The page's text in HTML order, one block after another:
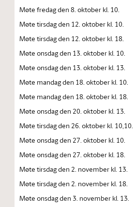
Møte fredag den 8. oktober kl. 10.
Møte tirsdag den 12. oktober kl. 10.
Møte tirsdag den 12. oktober kl. 18.
Møte onsdag den 13. oktober kl. 10.
Møte onsdag den 13. oktober kl. 13.
Møte mandag den 18. oktober kl. 10.
Møte mandag den 18. oktober kl. 18.
Møte onsdag den 20. oktober kl. 13.
Møte tirsdag den 26. oktober kl. 10,10.
Møte onsdag den 27. oktober kl. 10.
Møte onsdag den 27. oktober kl. 18.
Møte tirsdag den 2. november kl. 13.
Møte tirsdag den 2. november kl. 18.
Møte onsdag den 3. november kl. 13.